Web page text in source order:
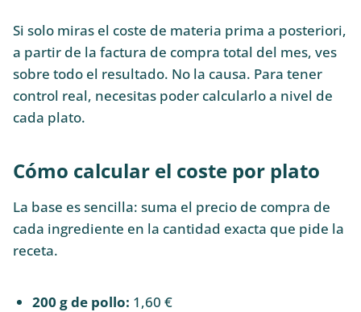
Si solo miras el coste de materia prima a posteriori,
a partir de la factura de compra total del mes, ves
sobre todo el resultado. No la causa. Para tener
control real, necesitas poder calcularlo a nivel de
cada plato.
Cómo calcular el coste por plato
La base es sencilla: suma el precio de compra de
cada ingrediente en la cantidad exacta que pide la
receta.
200 g de pollo: 1,60 €